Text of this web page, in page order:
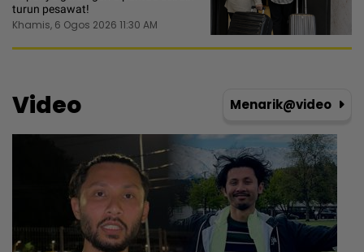
turun pesawat!
Khamis, 6 Ogos 2026 11:30 AM
Video Menarik@video